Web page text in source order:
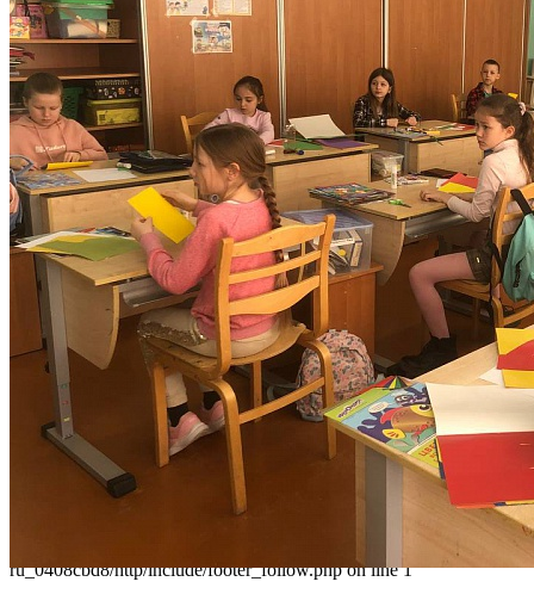
След. новость
Пред. новость
Наши контакты
236040,г. Калининград, ул. Сергеева 10
+7 (401) 253-45-55
dtdm39@mail.ru
Приказ
Разделы
Главная
О Дворце
Родителям
Контакты
Карта сайта
Следуйте за нами
Parse error: syntax error, unexpected 'data' (T_STRING), expecting
ru_0408cbd8/http/include/footer_follow.php on line 1